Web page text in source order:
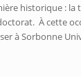
historique : la
À cette
à Sorbonne